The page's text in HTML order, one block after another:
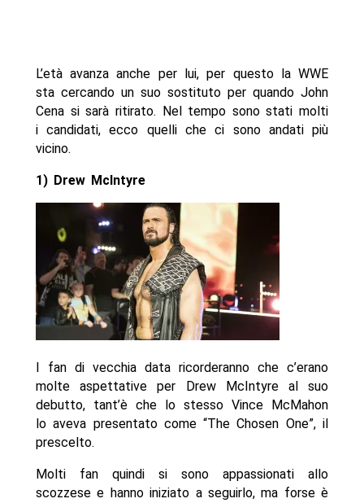
L’età avanza anche per lui, per questo la WWE
sta cercando un suo sostituto per quando John
Cena si sarà ritirato. Nel tempo sono stati molti
i candidati, ecco quelli che ci sono andati più
vicino.
1) Drew McIntyre
I fan di vecchia data ricorderanno che c’erano
molte aspettative per Drew McIntyre al suo
debutto, tant’è che lo stesso Vince McMahon
lo aveva presentato come “The Chosen One”, il
prescelto.
Molti fan quindi si sono appassionati allo
scozzese e hanno iniziato a seguirlo, ma forse è